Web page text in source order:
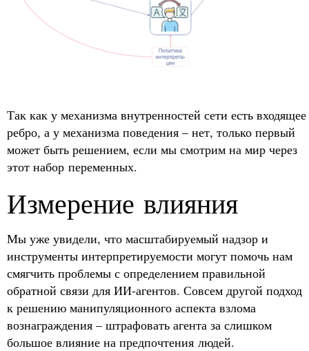
Так как у механизма внутренностей сети есть входящее
ребро, а у механизма поведения – нет, только первый
может быть решением, если мы смотрим на мир через
этот набор переменных.
Измерение влияния
Мы уже увидели, что масштабируемый надзор и
инструменты интерпретируемости могут помочь нам
смягчить проблемы с определением правильной
обратной связи для ИИ-агентов. Совсем другой подход
к решению манипуляционного аспекта взлома
вознаграждения – штрафовать агента за слишком
большое влияние на предпочтения людей.